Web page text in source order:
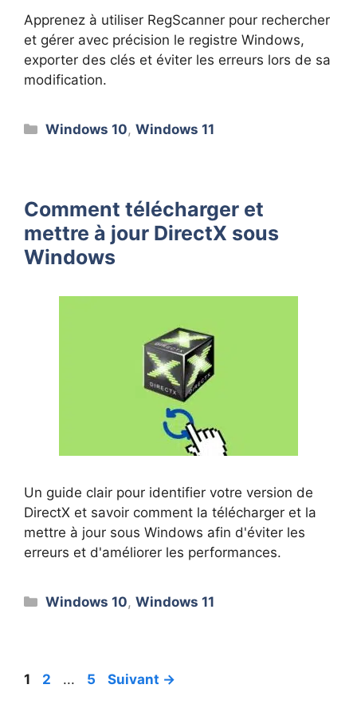
Apprenez à utiliser RegScanner pour rechercher
et gérer avec précision le registre Windows,
exporter des clés et éviter les erreurs lors de sa
modification.
Catégories
Windows 10,Windows 11
Comment télécharger et
mettre à jour DirectX sous
Windows
Un guide clair pour identifier votre version de
DirectX et savoir comment la télécharger et la
mettre à jour sous Windows afin d'éviter les
erreurs et d'améliorer les performances.
Catégories
Windows 10,Windows 11
Página
1 Página
2 ... Página
5 Suivant →